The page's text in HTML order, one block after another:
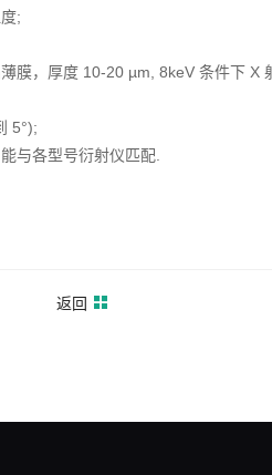
;
膜，厚度 10-20 µm, 8keV 条件下 X
5°);
与各型号衍射仪匹配.
返回